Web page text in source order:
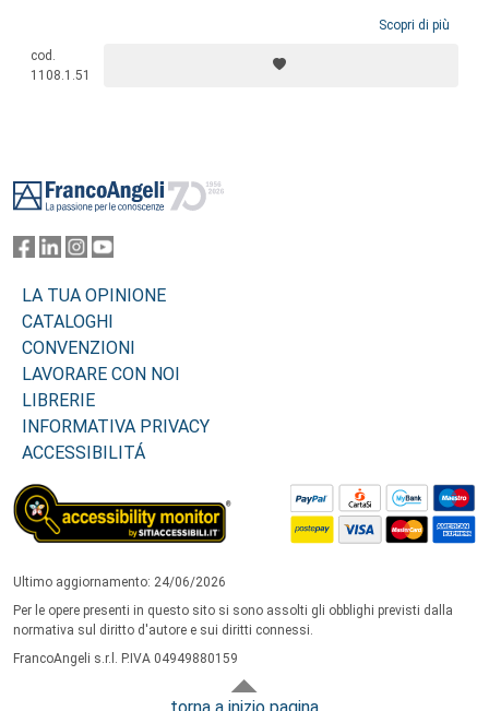
Scopri di più
cod.
1108.1.51
LA TUA OPINIONE
CATALOGHI
CONVENZIONI
LAVORARE CON NOI
LIBRERIE
INFORMATIVA PRIVACY
ACCESSIBILITÁ
Ultimo aggiornamento: 24/06/2026
Per le opere presenti in questo sito si sono assolti gli obblighi previsti dalla
normativa sul diritto d'autore e sui diritti connessi.
FrancoAngeli s.r.l. P.IVA 04949880159
torna a inizio pagina